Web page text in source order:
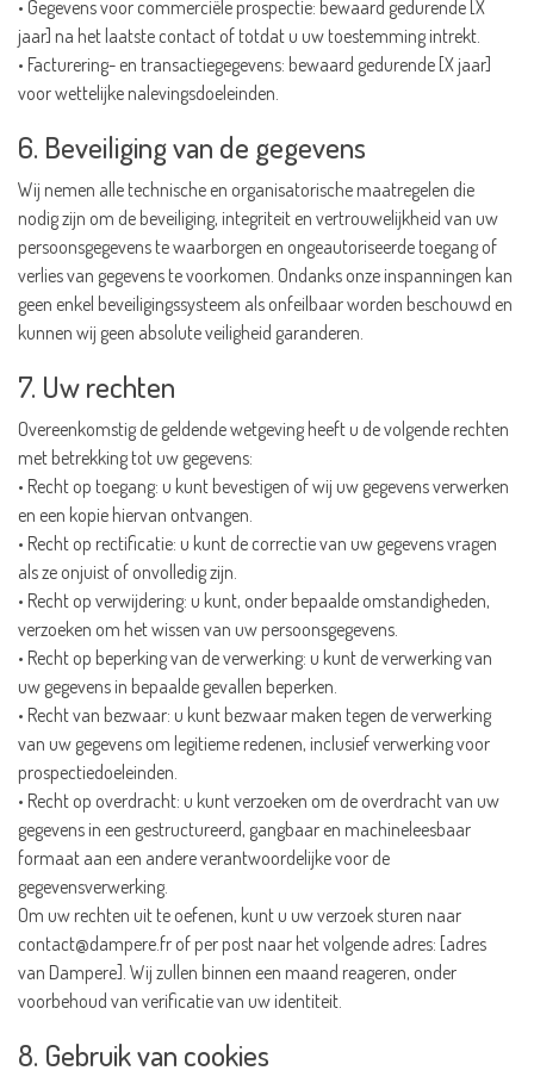
• Gegevens voor commerciële prospectie: bewaard gedurende [X
jaar] na het laatste contact of totdat u uw toestemming intrekt.
• Facturering- en transactiegegevens: bewaard gedurende [X jaar]
voor wettelijke nalevingsdoeleinden.
6. Beveiliging van de gegevens
Wij nemen alle technische en organisatorische maatregelen die
nodig zijn om de beveiliging, integriteit en vertrouwelijkheid van uw
persoonsgegevens te waarborgen en ongeautoriseerde toegang of
verlies van gegevens te voorkomen. Ondanks onze inspanningen kan
geen enkel beveiligingssysteem als onfeilbaar worden beschouwd en
kunnen wij geen absolute veiligheid garanderen.
7. Uw rechten
Overeenkomstig de geldende wetgeving heeft u de volgende rechten
met betrekking tot uw gegevens:
• Recht op toegang: u kunt bevestigen of wij uw gegevens verwerken
en een kopie hiervan ontvangen.
• Recht op rectificatie: u kunt de correctie van uw gegevens vragen
als ze onjuist of onvolledig zijn.
• Recht op verwijdering: u kunt, onder bepaalde omstandigheden,
verzoeken om het wissen van uw persoonsgegevens.
• Recht op beperking van de verwerking: u kunt de verwerking van
uw gegevens in bepaalde gevallen beperken.
• Recht van bezwaar: u kunt bezwaar maken tegen de verwerking
van uw gegevens om legitieme redenen, inclusief verwerking voor
prospectiedoeleinden.
• Recht op overdracht: u kunt verzoeken om de overdracht van uw
gegevens in een gestructureerd, gangbaar en machineleesbaar
formaat aan een andere verantwoordelijke voor de
gegevensverwerking.
Om uw rechten uit te oefenen, kunt u uw verzoek sturen naar
contact@dampere.fr of per post naar het volgende adres: [adres
van Dampere]. Wij zullen binnen een maand reageren, onder
voorbehoud van verificatie van uw identiteit.
8. Gebruik van cookies